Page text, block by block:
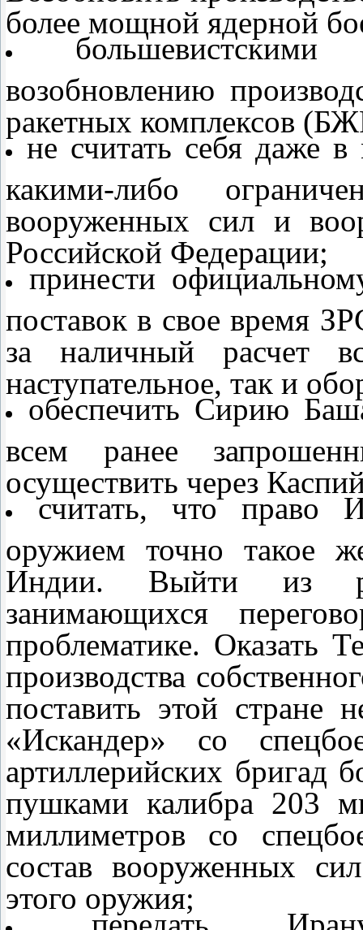
более мощной ядерной
возобновлению
ракетных комплексов
не считать себя даже
какими-либо
вооруженных сил и
Российской Федерации;
принести
поставок в свое время
за наличный расчет
наступательное, так и
обеспечить Сирию
всем ранее
осуществить через
считать, что право
оружием точно такое
Индии. Выйти из
занимающихся
проблематике. Оказать
производства
поставить этой
«Искандер» со
артиллерийских
пушками калибра 203
миллиметров со
состав вооруженных
этого оружия;